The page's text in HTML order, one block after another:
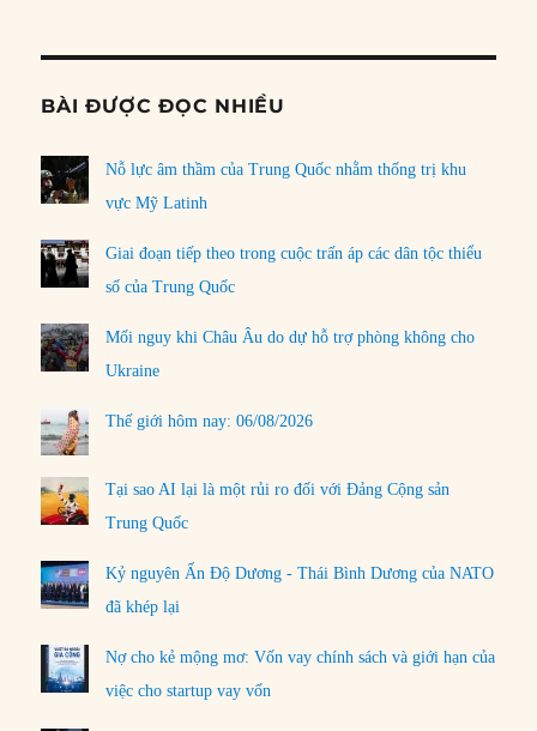
BÀI ĐƯỢC ĐỌC NHIỀU
Nỗ lực âm thầm của Trung Quốc nhằm thống trị khu
vực Mỹ Latinh
Giai đoạn tiếp theo trong cuộc trấn áp các dân tộc thiểu
số của Trung Quốc
Mối nguy khi Châu Âu do dự hỗ trợ phòng không cho
Ukraine
Thế giới hôm nay: 06/08/2026
Tại sao AI lại là một rủi ro đối với Đảng Cộng sản
Trung Quốc
Kỷ nguyên Ấn Độ Dương - Thái Bình Dương của NATO
đã khép lại
Nợ cho kẻ mộng mơ: Vốn vay chính sách và giới hạn của
việc cho startup vay vốn